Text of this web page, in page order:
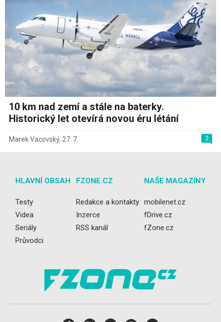
10 km nad zemí a stále na baterky.
Historický let otevírá novou éru létání
2
Marek Vacovský, 27. 7.
HLAVNÍ OBSAH
Testy
Videa
Seriály
Průvodci
FZONE.CZ
Redakce a kontakty
Inzerce
RSS kanál
NAŠE MAGAZÍNY
mobilenet.cz
fDrive.cz
fZone.cz